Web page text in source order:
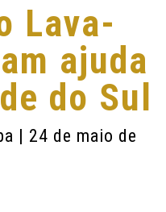
Lava-
ajuda
do Sul
| 24 de maio de